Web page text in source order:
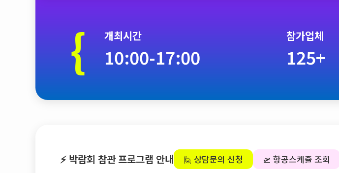
{ 개최시간 참가업체
10:00-17:00 125+
⚡ 박람회 참관 프로그램 안내 🙋 상담문의 신청 🛫 항공스케쥴 조회